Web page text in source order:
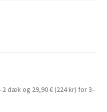
dæk og 29,90 € (224 kr) for 3–